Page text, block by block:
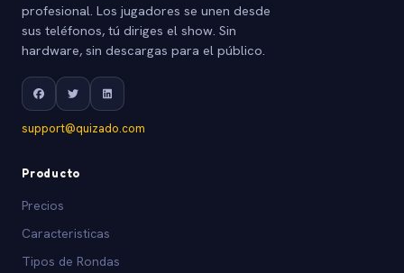
profesional. Los jugadores se unen desde
sus teléfonos, tú diriges el show. Sin
hardware, sin descargas para el público.
support@quizado.com
Producto
Precios
Caracteristicas
Tipos de Rondas